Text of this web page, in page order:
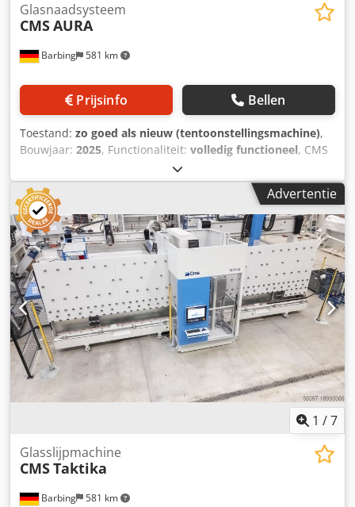
Barbing 581 km
Glasnaadsysteem
CMSAURA
Prijsinfo Bellen
Toestand: zo goed als nieuw (tentoonstellingsmachine),
Bouwjaar: 2025, Functionaliteit: volledig functioneel, CMS
AURA Automatisch verticaal droogzoomsysteem
Naadproces met in totaal 8 slijpschijven met directe
afzuiging Chsdpfx Ajwd Ihqeqpoa Maximaal.
verwerkingshoogte 2.700 mm Bewerkbare glasdikte: 4-22
mm Maximaal. glaslengte: 3.100 / 4.500 mm Stand-alone of
geïntegreerd in de ISO-lijn Zeer eenvoudig in gebruik en
vrijwel onderhoudsvrij
Advertentie
1 /7
Barbing 581 km
Glasslijpmachine
CMSTaktika